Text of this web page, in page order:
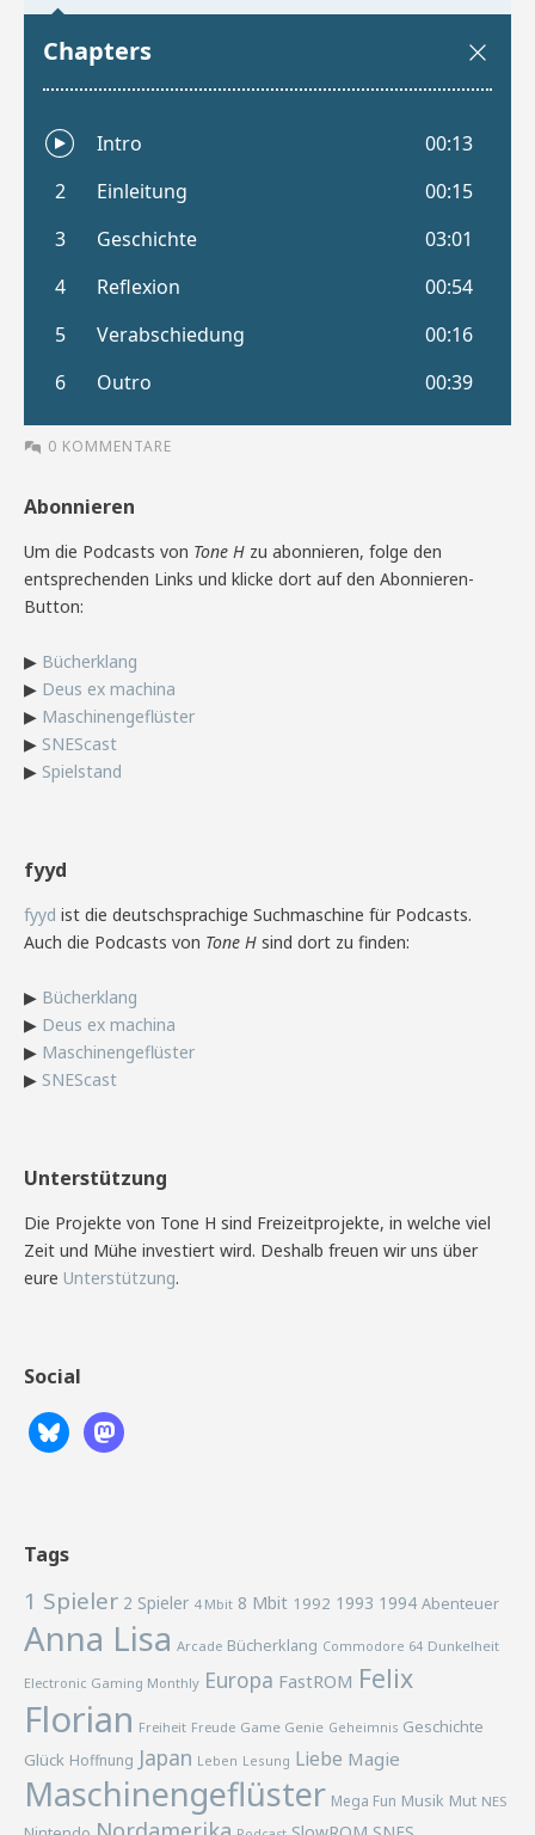
0 KOMMENTARE
Abonnieren
Um die Podcasts von Tone H zu abonnieren, folge den
entsprechenden Links und klicke dort auf den Abonnieren-
Button:
▶ Bücherklang
▶ Deus ex machina
▶ Maschinengeflüster
▶ SNEScast
▶ Spielstand
fyyd
fyyd ist die deutschsprachige Suchmaschine für Podcasts.
Auch die Podcasts von Tone H sind dort zu finden:
▶ Bücherklang
▶ Deus ex machina
▶ Maschinengeflüster
▶ SNEScast
Unterstützung
Die Projekte von Tone H sind Freizeitprojekte, in welche viel
Zeit und Mühe investiert wird. Deshalb freuen wir uns über
eure Unterstützung.
Social
Tags
1 Spieler 2 Spieler 4 Mbit 8 Mbit 1992 1993 1994 Abenteuer
Anna Lisa Arcade Bücherklang Commodore 64 Dunkelheit
Electronic Gaming Monthly Europa FastROM Felix
Florian Freiheit Freude Game Genie Geheimnis Geschichte
Glück Hoffnung Japan Leben Lesung Liebe Magie
Maschinengeflüster Mega Fun Musik Mut NES